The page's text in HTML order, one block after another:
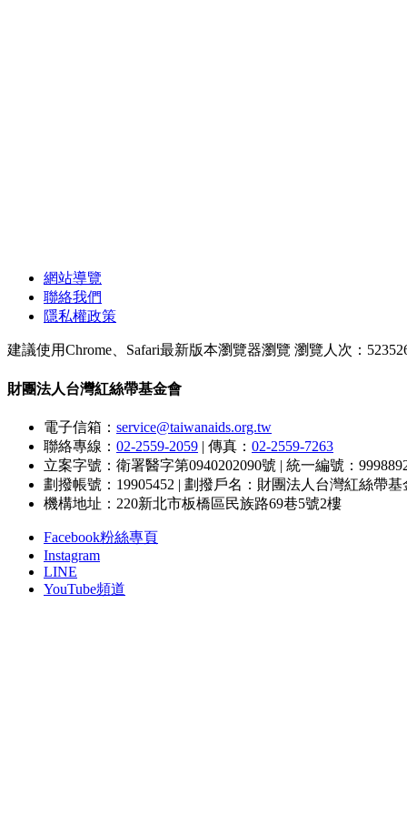
網站導覽
聯絡我們
隱私權政策
建議使用Chrome、Safari最新版本瀏覽器瀏覽 瀏覽人次：
財團法人台灣紅絲帶基金會
電子信箱： service@taiwanaids.org.tw
聯絡專線： 02-2559-2059 | 傳真： 02-2559-7263
立案字號：衛署醫字第0940202090號 | 統一編號：
劃撥帳號：19905452 | 劃撥戶名：財團法人台灣紅絲帶基
機構地址：220新北市板橋區民族路69巷5號2樓
Facebook粉絲專頁
Instagram
LINE
YouTube頻道